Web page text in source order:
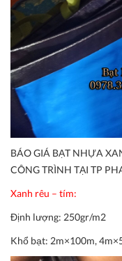
BÁO GIÁ BẠT NHỰA
CÔNG TRÌNH TẠI TP
Xanh rêu – tím:
Định lượng: 250gr/m2
Khổ bạt: 2m×100m,